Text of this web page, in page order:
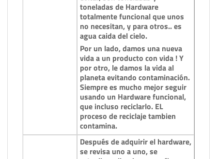
toneladas de Hardware
totalmente funcional que unos
no necesitan, y para otros.. es
agua caida del cielo.
Por un lado, damos una nueva
vida a un producto con vida ! Y
por otro, le damos la vida al
planeta evitando contaminación.
Siempre es mucho mejor seguir
usando un Hardware funcional,
que incluso reciclarlo. EL
proceso de reciclaje tambien
contamina.
Después de adquirir el hardware,
se revisa uno a uno, se